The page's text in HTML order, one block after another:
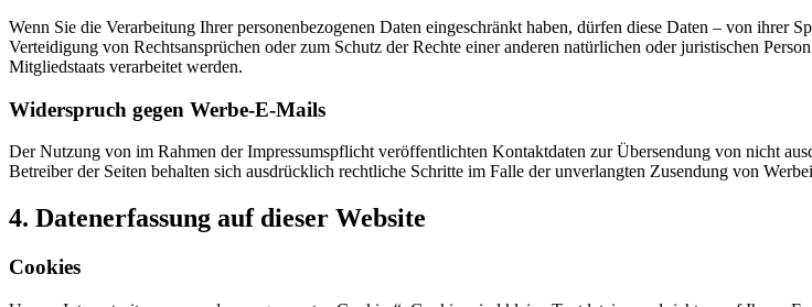
Wenn Sie die Verarbeitung Ihrer personenbezogenen Daten eingeschränkt haben, dürfen diese Daten – von
Verteidigung von Rechtsansprüchen oder zum Schutz der Rechte einer anderen natürlichen oder juristischen
Mitgliedstaats verarbeitet werden.
Widerspruch gegen Werbe-E-Mails
Der Nutzung von im Rahmen der Impressumspflicht veröffentlichten Kontaktdaten zur Übersendung von nicht
Betreiber der Seiten behalten sich ausdrücklich rechtliche Schritte im Falle der unverlangten Zusendung von
4. Datenerfassung auf dieser Website
Cookies